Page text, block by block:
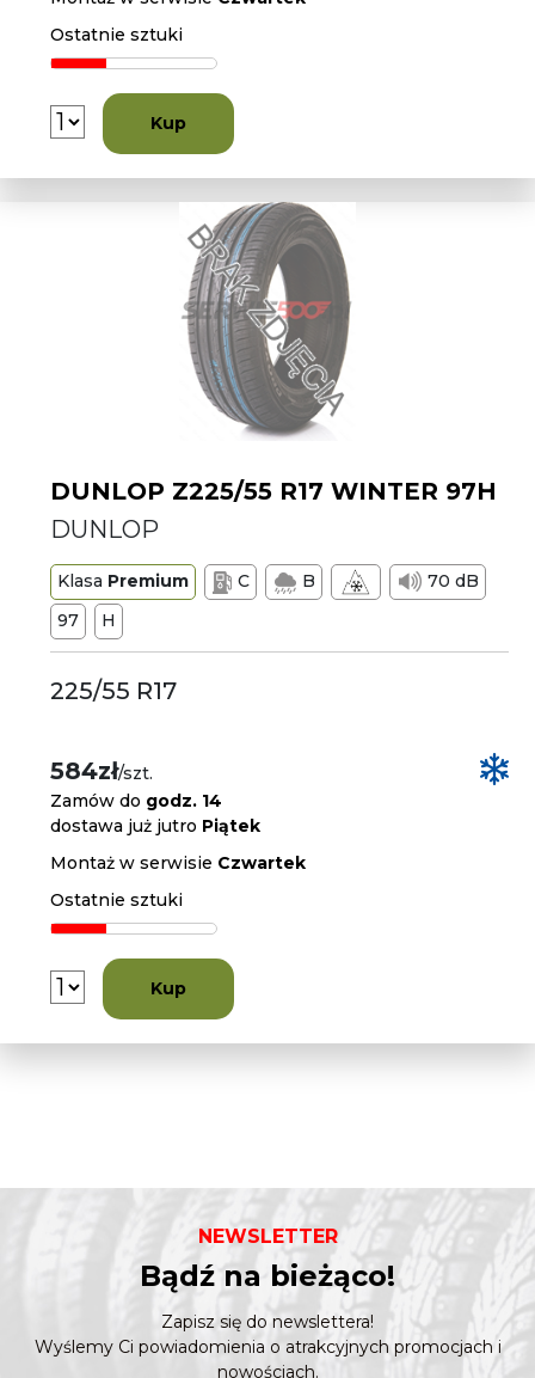
Ostatnie sztuki
Kup
DUNLOP Z225/55 R17 WINTER 97H
DUNLOP
Klasa Premium C B
70 dB
97
H
225/55 R17
584zł/szt.
Zamów do godz. 14
dostawa już jutro Piątek
Montaż w serwisie Czwartek
Ostatnie sztuki
Kup
NEWSLETTER
Bądź na bieżąco!
Zapisz się do newslettera!
Wyślemy Ci powiadomienia o atrakcyjnych promocjach i
nowościach.